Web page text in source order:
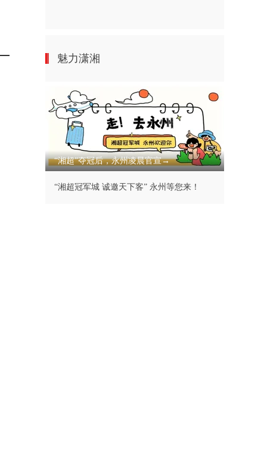
魅力潇湘
“湘超”夺冠后，永州凌晨官宣→
“湘超冠军城 诚邀天下客” 永州等您来！